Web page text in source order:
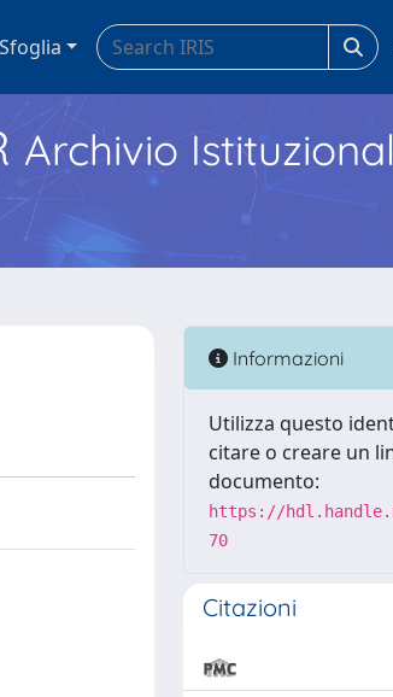
Sfoglia
Archivio
Informazioni
Utilizza questo
citare o creare un
documento:
https://
70
Citazioni